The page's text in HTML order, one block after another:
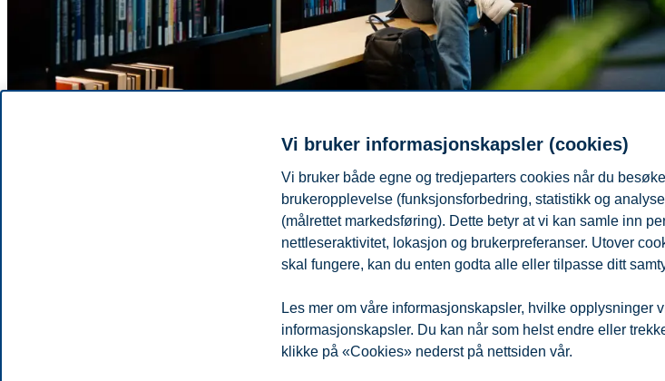
Kombiner studier og toppidrett
Mange opplever at full satsing på toppidrett ikke er forenlig med studier. Det slipper de cirka hundre BI-
Vi bruker informasjonskapsler (cookies)
Vi bruker både egne og tredjeparters cookies når du
brukeropplevelse (funksjonsforbedring, statistikk og
(målrettet markedsføring). Dette betyr at vi kan samle inn
nettleseraktivitet, lokasjon og brukerpreferanser. Utover
skal fungere, kan du enten godta alle eller tilpasse ditt
Les mer om våre informasjonskapsler, hvilke opplysninger
informasjonskapsler. Du kan når som helst endre eller
klikke på «Cookies» nederst på nettsiden vår.